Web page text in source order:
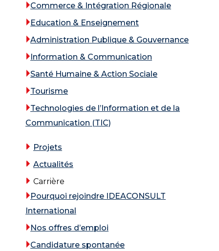
Commerce & Intégration Régionale
Education & Enseignement
Administration Publique & Gouvernance
Information & Communication
Santé Humaine & Action Sociale
Tourisme
Technologies de l’Information et de la
Communication (TIC)
Projets
Actualités
Carrière
Pourquoi rejoindre IDEACONSULT
International
Nos offres d’emploi
Candidature spontanée